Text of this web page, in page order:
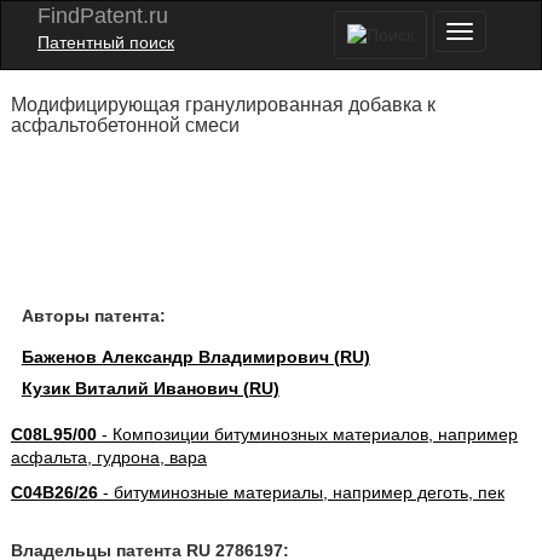
FindPatent.ru
Патентный поиск
Модифицирующая гранулированная добавка к
асфальтобетонной смеси
Авторы патента:
Баженов Александр Владимирович (RU)
Кузик Виталий Иванович (RU)
C08L95/00- Композиции битуминозных материалов, например
асфальта, гудрона, вара
C04B26/26- битуминозные материалы, например деготь, пек
Владельцы патента RU 2786197: